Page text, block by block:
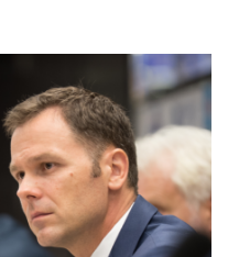
je očekivana,
zajednice, ali
ponovo žali.